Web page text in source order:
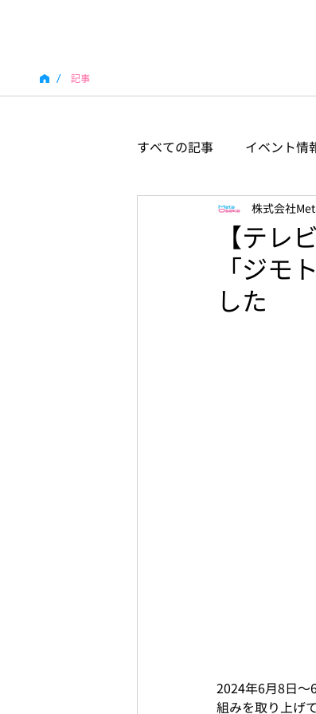
/ 記事
すべての記事 イベント情
【テレ
「ジモ
した
株式会社
2024年6月8日〜
組みを取り上げ